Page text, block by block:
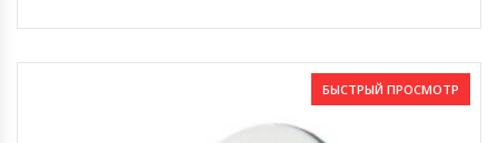
БЫСТРЫЙ ПРОСМОТР